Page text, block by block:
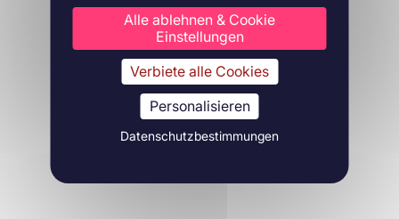
Alle ablehnen & Cookie
Einstellungen
Verbiete alle Cookies
Personalisieren
Datenschutzbestimmungen